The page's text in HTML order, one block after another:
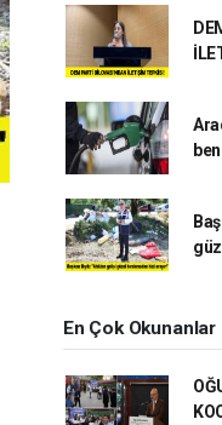
En Çok Okunanlar